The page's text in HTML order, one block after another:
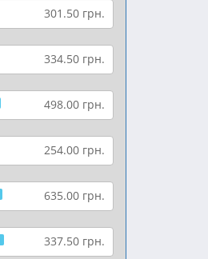
301.50 грн.
334.50 грн.
498.00 грн.
254.00 грн.
635.00 грн.
337.50 грн.